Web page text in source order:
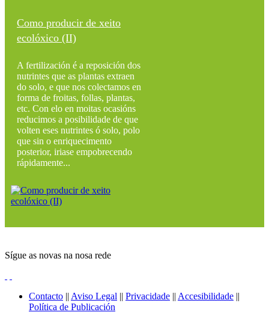
Como producir de xeito
ecolóxico (II)
A fertilización é a reposición dos
nutrintes que as plantas extraen
do solo, e que nos colectamos en
forma de froitas, follas, plantas,
etc. Con elo en moitas ocasións
reducimos a posibilidade de que
volten eses nutrintes ó solo, polo
que sin o enriquecimento
posterior, iriase empobrecendo
rápidamente...
Sígue as novas na nosa rede
Contacto || Aviso Legal || Privacidade || Accesibilidade ||
Política de Publicación